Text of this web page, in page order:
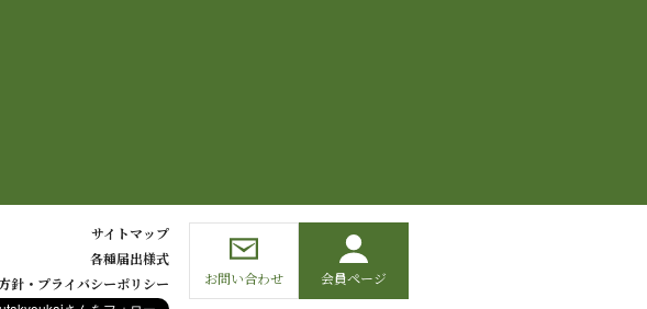
お問い合わせ 会員ページ
サイトマップ
各種届出様式
針・プライバシーポリシー